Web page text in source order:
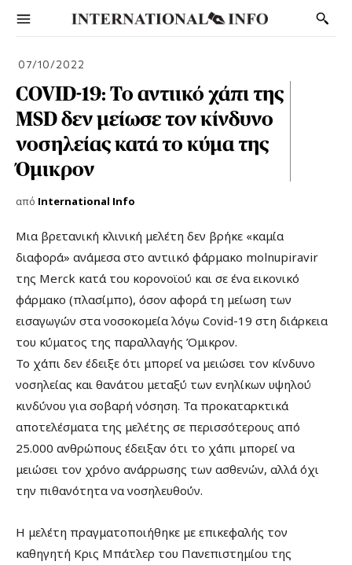
07/10/2022
COVID-19: Το αντιικό χάπι της
MSD δεν μείωσε τον κίνδυνο
νοσηλείας κατά το κύμα της
Όμικρον
από International Info
Μια βρετανική κλινική μελέτη δεν βρήκε «καμία
διαφορά» ανάμεσα στο αντιικό φάρμακο molnupiravir
της Merck κατά του κορονοϊού και σε ένα εικονικό
φάρμακο (πλασίμπο), όσον αφορά τη μείωση των
εισαγωγών στα νοσοκομεία λόγω Covid-19 στη διάρκεια
του κύματος της παραλλαγής Όμικρον.
Το χάπι δεν έδειξε ότι μπορεί να μειώσει τον κίνδυνο
νοσηλείας και θανάτου μεταξύ των ενηλίκων υψηλού
κινδύνου για σοβαρή νόσηση. Τα προκαταρκτικά
αποτελέσματα της μελέτης σε περισσότερους από
25.000 ανθρώπους έδειξαν ότι το χάπι μπορεί να
μειώσει τον χρόνο ανάρρωσης των ασθενών, αλλά όχι
την πιθανότητα να νοσηλευθούν.
Η μελέτη πραγματοποιήθηκε με επικεφαλής τον
καθηγητή Κρις Μπάτλερ του Πανεπιστημίου της